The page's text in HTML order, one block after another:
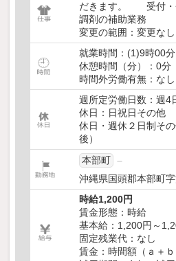
だきます。 受付・
調剤の補助業務
変更の範囲：変更なし
就業時間：(1)9時00
休憩時間（分）：0分
時間外労働有無：なし
週所定労働日数：
休日：日祝日その他
休日・週休２日制そ
後）
本部町
沖縄県国頭郡本部町
時給1,200円
賃金形態：時給
基本給：1,200円～
固定残業代：なし
賃金：時間額（ａ＋